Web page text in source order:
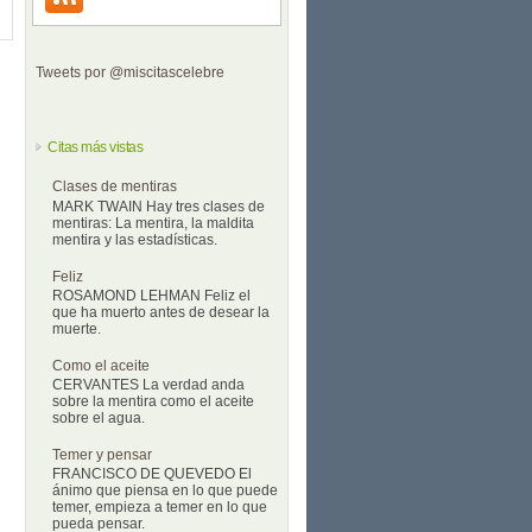
Tweets por @miscitascelebre
Citas más vistas
Clases de mentiras
MARK TWAIN Hay tres clases de
mentiras: La mentira, la maldita
mentira y las estadísticas.
Feliz
ROSAMOND LEHMAN Feliz el
que ha muerto antes de desear la
muerte.
Como el aceite
CERVANTES La verdad anda
sobre la mentira como el aceite
sobre el agua.
Temer y pensar
FRANCISCO DE QUEVEDO El
ánimo que piensa en lo que puede
temer, empieza a temer en lo que
pueda pensar.